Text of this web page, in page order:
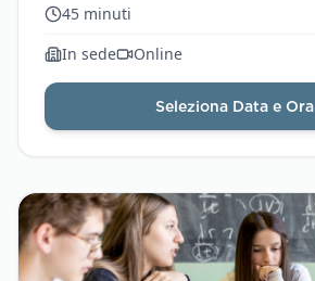
45 minuti
In sede
Online
Seleziona Data e Ora